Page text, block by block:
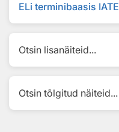
ELi terminibaasis IATE
Otsin lisanäiteid...
Otsin tõlgitud näiteid...